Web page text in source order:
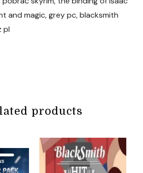
and magic, grey pc, blacksmith
pl
products